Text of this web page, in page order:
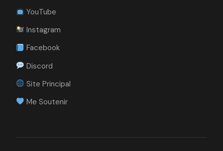
YouTube
Instagram
Facebook
Discord
Site Principal
Me Soutenir